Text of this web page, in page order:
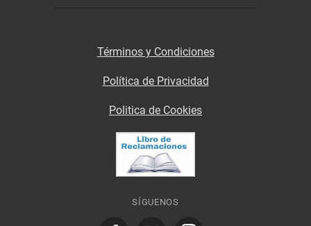
Términos y Condiciones
Política de Privacidad
Politica de Cookies
SÍGUENOS